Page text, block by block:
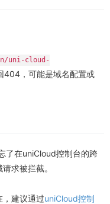
uni-cloud-
404，可能是域名配置或
了在uniCloud控制台的跨
求被拦截。
，建议通过uniCloud控制